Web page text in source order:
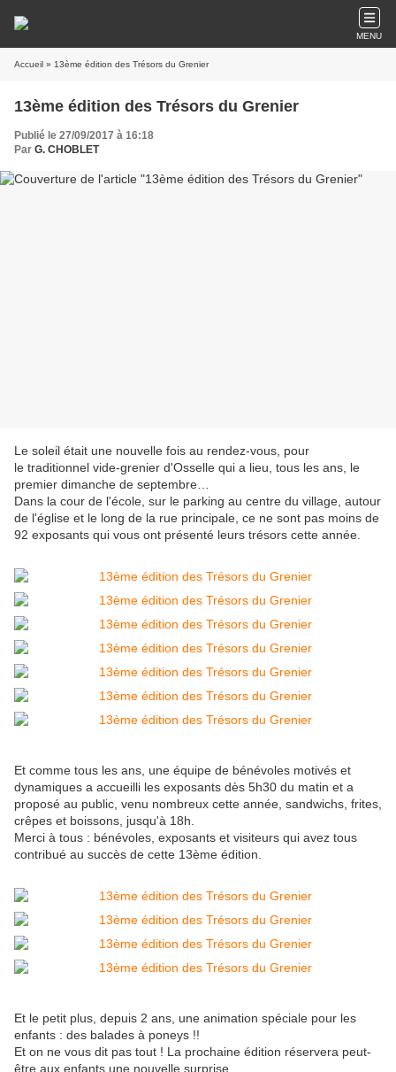
MENU
Accueil » 13ème édition des Trésors du Grenier
13ème édition des Trésors du Grenier
Publié le 27/09/2017 à 16:18
Par G. CHOBLET
Le soleil était une nouvelle fois au rendez-vous, pour
le traditionnel vide-grenier d'Osselle qui a lieu, tous les ans, le
premier dimanche de septembre…
Dans la cour de l'école, sur le parking au centre du village, autour
de l'église et le long de la rue principale, ce ne sont pas moins de
92 exposants qui vous ont présenté leurs trésors cette année.
Et comme tous les ans, une équipe de bénévoles motivés et
dynamiques a accueilli les exposants dès 5h30 du matin et a
proposé au public, venu nombreux cette année, sandwichs, frites,
crêpes et boissons, jusqu'à 18h.
Merci à tous : bénévoles, exposants et visiteurs qui avez tous
contribué au succès de cette 13ème édition.
Et le petit plus, depuis 2 ans, une animation spéciale pour les
enfants : des balades à poneys !!
Et on ne vous dit pas tout ! La prochaine édition réservera peut-
être aux enfants une nouvelle surprise…